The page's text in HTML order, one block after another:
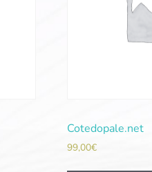
Cotedopale.net
99,00€